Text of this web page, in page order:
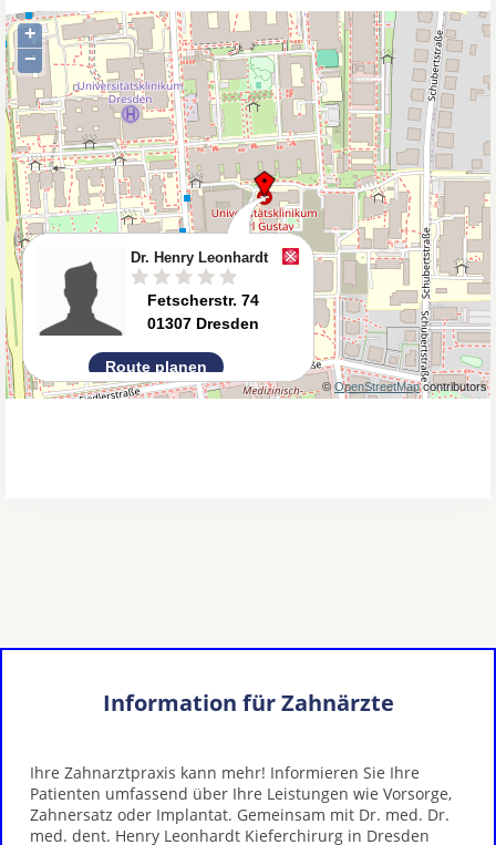
Information für Zahnärzte
Ihre Zahnarztpraxis kann mehr! Informieren Sie Ihre
Patienten umfassend über Ihre Leistungen wie Vorsorge,
Zahnersatz oder Implantat. Gemeinsam mit Dr. med. Dr.
med. dent. Henry Leonhardt Kieferchirurg in Dresden